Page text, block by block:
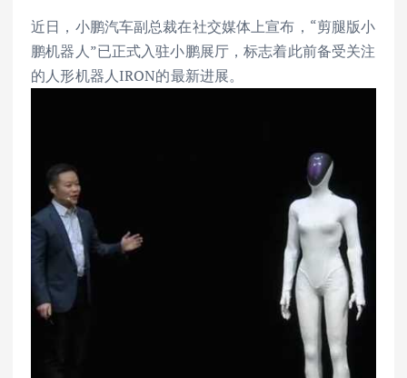
近日，小鹏汽车副总裁在社交媒体上宣布，“剪腿版小
鹏机器人”已正式入驻小鹏展厅，标志着此前备受关注
的人形机器人IRON的最新进展。